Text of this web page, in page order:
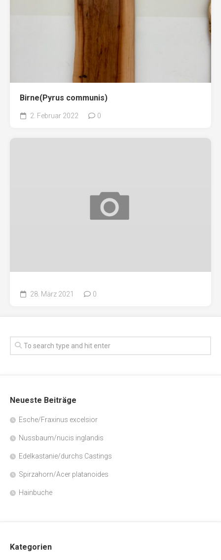
Birne(Pyrus communis)
2. Februar 2022 0
28. März 2021 0
Neueste Beiträge
Esche/Fraxinus excelsior
Nussbaum/nucis inglandis
Edelkastanie/durchs Castings
Spirzahorn/Acer platanoides
Hainbuche
Kategorien